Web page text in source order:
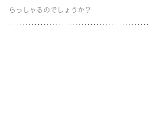
らっしゃるのでしょうか？